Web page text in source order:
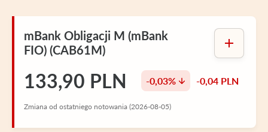
mBank Obligacji M (mBank
FIO) (CAB61M)
133,90 PLN -0,03% -0,04 PLN
Zmiana od ostatniego notowania (2026-08-05)